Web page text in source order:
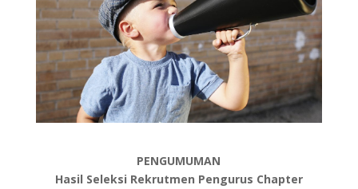
PENGUMUMAN
Hasil Seleksi Rekrutmen Pengurus Chapter